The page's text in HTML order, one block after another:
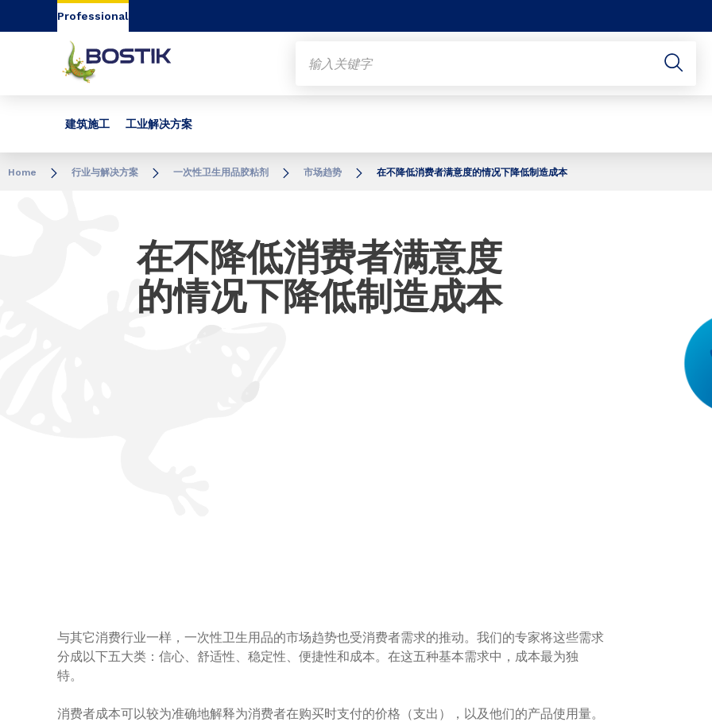
Go to content Go to navigation
Professional
建筑施工 工业解决方案
Home 行业与解决方案 一次性卫生用品胶粘剂 市场趋势 在不降低消费者满意度的情况下降低制造成本
在不降低消费者满意度
的情况下降低制造成本
与其它消费行业一样，一次性卫生用品的市场趋势也受消费者需求的推动。我们的专家将这些需求
分成以下五大类：信心、舒适性、稳定性、便捷性和成本。在这五种基本需求中，成本最为独
特。
消费者成本可以较为准确地解释为消费者在购买时支付的价格（支出），以及他们的产品使用量。